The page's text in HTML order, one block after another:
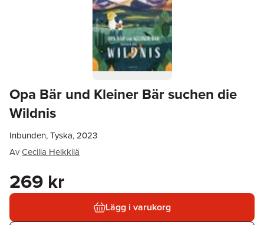
Opa Bär und Kleiner Bär suchen die
Wildnis
Inbunden, Tyska, 2023
AvCecilia Heikkilä
269 kr
Lägg i varukorg